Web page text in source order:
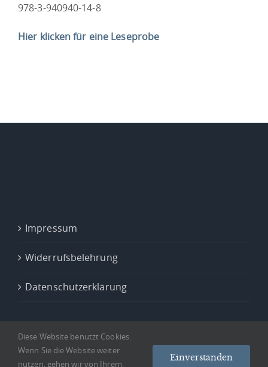
978-3-940940-14-8
Hier klicken für eine Leseprobe
Impressum
Widerrufsbelehrung
Datenschutzerklärung
Diese Website benutzt Cookies.
Wenn Sie die Website weiter
nutzen, gehen wir von Ihrem
Einverstanden